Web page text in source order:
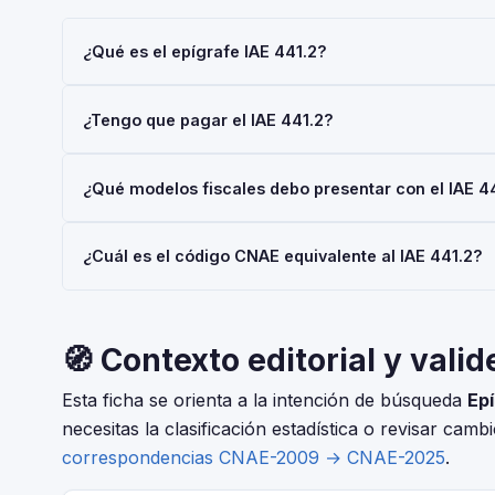
¿Qué es el epígrafe IAE 441.2?
Económicas (IAE), gestionado por la AEAT. Toda
¿Tengo que pagar el IAE 441.2?
€/año también están exentas. No obstante, el alta en el
¿Qué modelos fiscales debo presentar con el IAE
Consulta con tu asesor fiscal para tu situación concreta.
¿Cuál es el código CNAE equivalente al IAE 441.2?
🧭 Contexto editorial y
Esta ficha se orienta a la intención de búsqueda
necesitas la clasificación estadística o revisar
correspondencias CNAE-2009 → CNAE-2025.